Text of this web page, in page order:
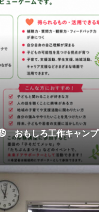
おもしろ工作キャンプ